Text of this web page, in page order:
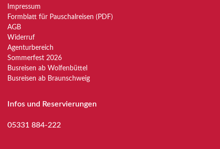
Impressum
Formblatt für Pauschalreisen (PDF)
AGB
Widerruf
Agenturbereich
Sommerfest 2026
Busreisen ab Wolfenbüttel
Busreisen ab Braunschweig
Infos und Reservierungen
05331 884-222